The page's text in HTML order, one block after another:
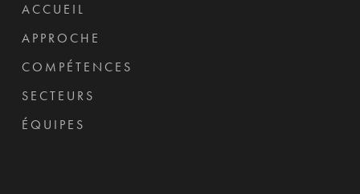
ACCUEIL
APPROCHE
COMPÉTENCES
SECTEURS
ÉQUIPES